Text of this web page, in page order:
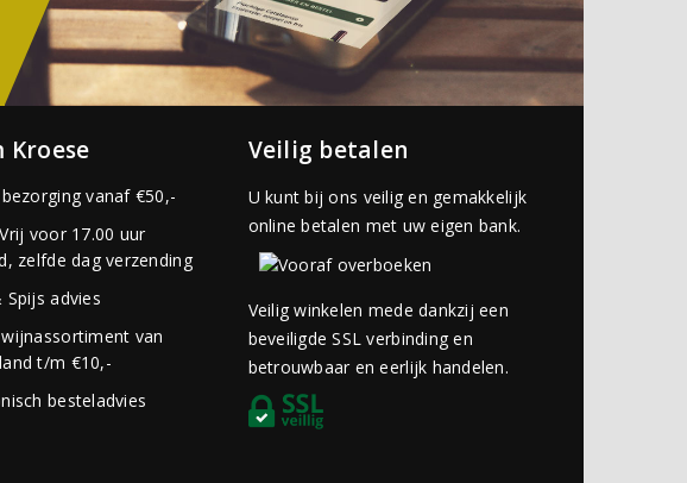
Kroese
vanaf €50,-
voor 17.00 uur
zelfde dag verzending
Spijs advies
van
t/m €10,-
besteladvies
Veilig betalen
U kunt bij ons veilig en gemakkelijk
online betalen met uw eigen bank.
Veilig winkelen mede dankzij een
beveiligde SSL verbinding en
betrouwbaar en eerlijk handelen.